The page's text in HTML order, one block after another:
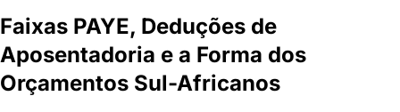
Faixas PAYE, Deduções de
Aposentadoria e a Forma dos
Orçamentos Sul-Africanos